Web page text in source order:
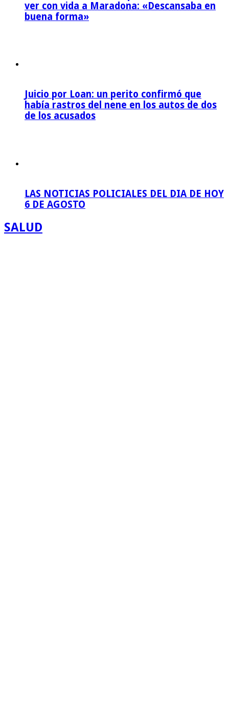
ver con vida a Maradona: «Descansaba en
buena forma»
Juicio por Loan: un perito confirmó que
había rastros del nene en los autos de dos
de los acusados
LAS NOTICIAS POLICIALES DEL DIA DE HOY
6 DE AGOSTO
SALUD